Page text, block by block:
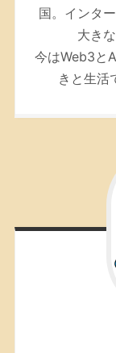
国。インタ
大き
今はWeb3と
きと生活